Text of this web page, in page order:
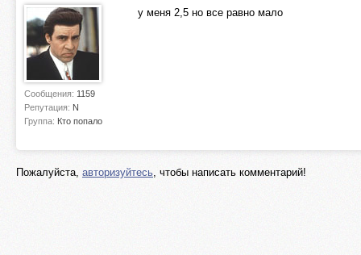
Сообщения: 1159
Репутация: N
Группа: Кто попало
у меня 2,5 но все равно мало
Пожалуйста, авторизуйтесь, чтобы написать комментарий!